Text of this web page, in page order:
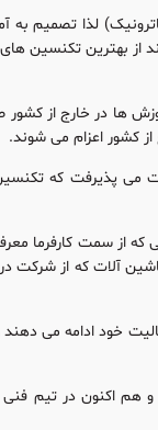
لذا تصمیم به
بهترین تکنسین
ها در خارج از
کشور اعزام می شوند.
می پذیرفت که
از سمت کارفرما
و اطلاعات دانشی ماشین
۱۵ نفر می باشند که هم اکنون